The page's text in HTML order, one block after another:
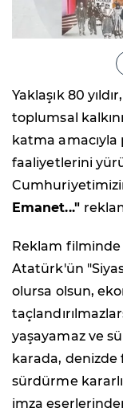
Yaklaşık 80
toplumsal
katma amacıyla
faaliyetlerini
Emanet..."
Reklam filminde
Atatürk'ün
olursa olsun,
yaşayamaz ve
karada,
sürdürme
imza